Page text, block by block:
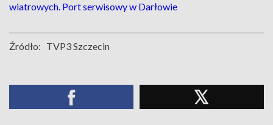
wiatrowych. Port serwisowy w Darłowie
Źródło: TVP3 Szczecin